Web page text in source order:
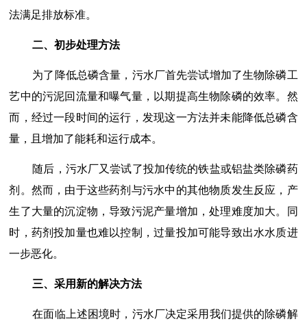
法满足排放标准。
二、初步处理方法
为了降低总磷含量，污水厂首先尝试增加了生物除磷工
艺中的污泥回流量和曝气量，以期提高生物除磷的效率。然
而，经过一段时间的运行，发现这一方法并未能降低总磷含
量，且增加了能耗和运行成本。
随后，污水厂又尝试了投加传统的铁盐或铝盐类除磷药
剂。然而，由于这些药剂与污水中的其他物质发生反应，产
生了大量的沉淀物，导致污泥产量增加，处理难度加大。同
时，药剂投加量也难以控制，过量投加可能导致出水水质进
一步恶化。
三、采用新的解决方法
在面临上述困境时，污水厂决定采用我们提供的除磷解